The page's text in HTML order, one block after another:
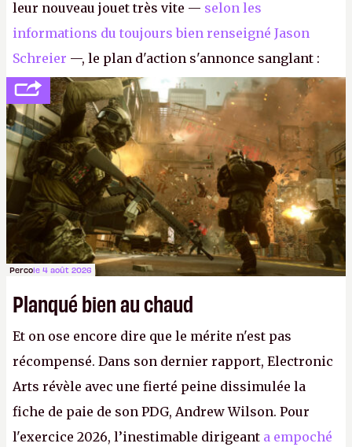
leur nouveau jouet très vite — selon les
informations du toujours bien renseigné Jason
Schreier —, le plan d'action s'annonce sanglant :
réductions de coûts drastiques, fermetures de
studios et licenciements massifs. En gros, essorer
FCetBattlefield, puis virer le reste.P.
Percole 4 août 2026
Planqué bien au chaud
Et on ose encore dire que le mérite n'est pas
récompensé. Dans son dernier rapport, Electronic
Arts révèle avec une fierté peine dissimulée la
fiche de paie de son PDG, Andrew Wilson. Pour
l'exercice 2026, l’inestimable dirigeant a empoché